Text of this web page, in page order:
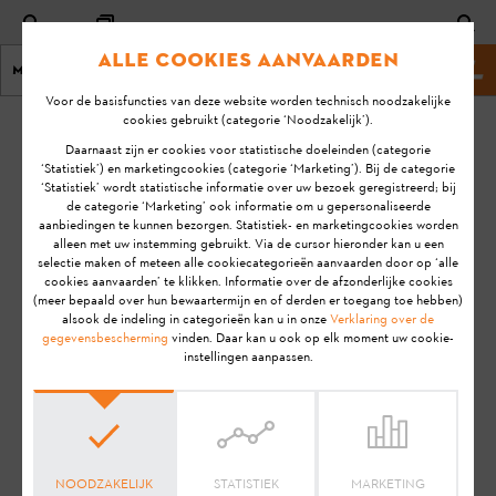
Menu Stihl website
KA-01197
Hoe maak ik mijn
STIHL AR L accu
klaar voor
gebruik?
Laatste
update:
13-12-
2021
FAQ
Installatie
Aanwijzing:Voordat je jouw STIHL product gebruiksklaar
maakt, in gebruik neemt, reinigt, transporteert, opslaat,
onderhoudt, repareert, problemen oplost of afvoert, dien je de
gebruiksaanwijzing bevat veiligheidsinstructies en ondersteunt
Alle cookies aanvaarden
Voor de basisfuncties van deze website worden technisch noodzakelijke
cookies gebruikt (categorie ‘Noodzakelijk’).
Daarnaast zijn er cookies voor statistische doeleinden (categorie
‘Statistiek’) en marketingcookies (categorie ‘Marketing’). Bij de categorie
‘Statistiek’ wordt statistische informatie over uw bezoek geregistreerd; bij
de categorie ‘Marketing’ ook informatie om u gepersonaliseerde
aanbiedingen te kunnen bezorgen. Statistiek- en marketingcookies worden
alleen met uw instemming gebruikt. Via de cursor hieronder kan u een
selectie maken of meteen alle cookiecategorieën aanvaarden door op ‘alle
cookies aanvaarden’ te klikken. Informatie over de afzonderlijke cookies
(meer bepaald over hun bewaartermijn en of derden er toegang toe hebben)
alsook de indeling in categorieën kan u in onzeVerklaring over de
gegevensbescherming vinden. Daar kan u ook op elk moment uw cookie-
instellingen aanpassen.
NOODZAKELIJK STATISTIEK MARKETING